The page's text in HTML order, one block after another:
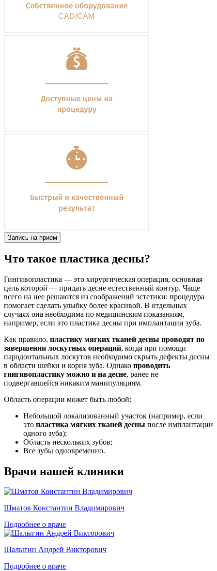
Запись на прием
Что такое пластика десны?
Гингивопластика — это хирургическая операция, основная
цель которой — придать десне естественный контур. Чаще
всего на нее решаются из соображений эстетики: процедура
помогает сделать улыбку более красивой. В отдельных
случаях она необходима по медицинским показаниям,
например, если это пластика десны при имплантации зуба.
Как правило, пластику мягких тканей десны проводят по
завершении лоскутных операций, когда при помощи
пародонтальных лоскутов необходимо скрыть дефекты десны
в области шейки и корня зуба. Однако проводить
гингивопластику можно и на десне, ранее не
подвергавшейся никаким манипуляциям.
Область операции может быть любой:
Небольшой локализованный участок (например, если
это пластика мягких тканей десны после имплантации
одного зуба);
Область нескольких зубов;
Все зубы одновременно.
Врачи нашей клиники
Шматов Константин Владимирович
Подробнее о враче
Шалыгин Андрей Викторович
Подробнее о враче